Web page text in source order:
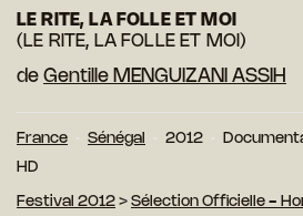
LE RITE, LA FOLLE ET MOI
(LE RITE, LA FOLLE ET MOI)
de Gentille MENGUIZANI ASSIH
France Sénégal 2012
HD
Festival 2012 > Sélection Officielle -